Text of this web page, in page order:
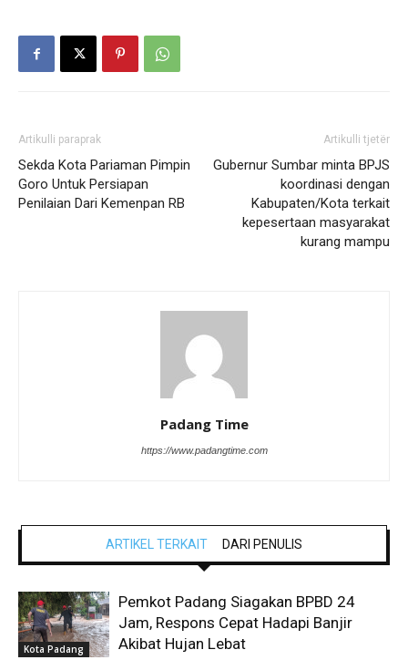
Artikulli paraprak
Sekda Kota Pariaman Pimpin
Goro Untuk Persiapan
Penilaian Dari Kemenpan RB
Artikulli tjetër
Gubernur Sumbar minta BPJS
koordinasi dengan
Kabupaten/Kota terkait
kepesertaan masyarakat
kurang mampu
Padang Time
https://www.padangtime.com
ARTIKEL TERKAIT DARI PENULIS
Kota Padang
Pemkot Padang Siagakan BPBD 24
Jam, Respons Cepat Hadapi Banjir
Akibat Hujan Lebat